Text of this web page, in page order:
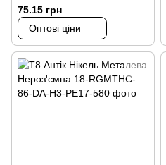
75.15 грн
Оптові ціни